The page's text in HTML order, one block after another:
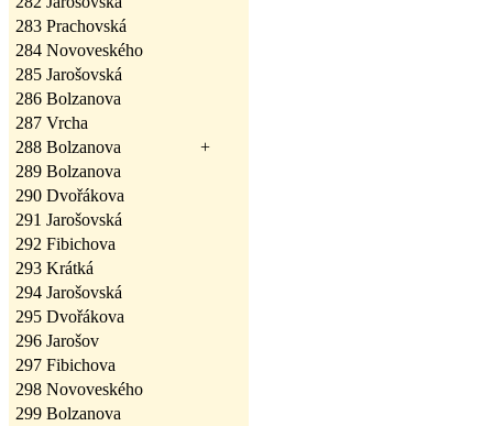
283 Prachovská
284 Novoveského
285 Jarošovská
286 Bolzanova
287 Vrcha
288 Bolzanova
+
289 Bolzanova
290 Dvořákova
291 Jarošovská
292 Fibichova
293 Krátká
294 Jarošovská
295 Dvořákova
296 Jarošov
297 Fibichova
298 Novoveského
299 Bolzanova